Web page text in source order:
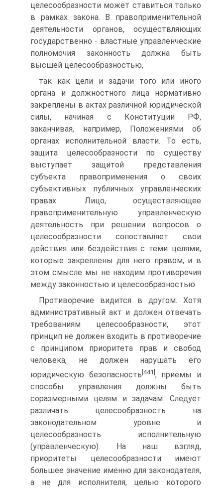
целесообразности может ставиться только
в рамках закона. В правоприменительной
деятельности органов, осуществляющих
государственно - властные управленческие
полномочия законность должна быть
высшей целесообразностью,
так как цели и задачи того или иного
органа и должностного лица нормативно
закреплены в актах различной юридической
силы, начиная с Конституции РФ,
заканчивая, например, Положениями об
органах исполнительной власти. То есть,
защита целесообразности по существу
выступает защитой представления
субъекта правоприменения о своих
субъективных публичных управленческих
правах. Лицо, осуществляющее
правоприменительную управленческую
деятельность при решении вопросов о
целесообразности сопоставляет свои
действия или бездействия с теми целями,
которые закреплены для него правом, и в
этом смысле мы не находим противоречия
между законностью и целесообразностью.
Противоречие видится в другом. Хотя
административный акт и должен отвечать
требованиям целесообразности, этот
принцип не должен входить в противоречие
с принципом приоритета прав и свобод
человека, не должен нарушать его
юридическую безопасность [441] , приёмы и
способы управления должны быть
соразмерными целям и задачам. Следует
различать целесообразность на
законодательном уровне и
целесообразность исполнительную
(управленческую). На наш взгляд,
приоритеты целесообразности имеют
большее значение именно для законодателя,
а не для исполнителя, целью которого